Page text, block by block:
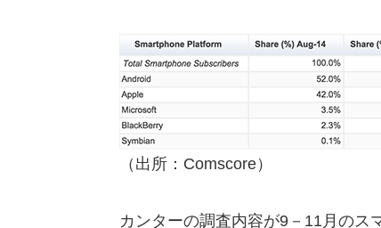
（出所：Comscore）
カンターの調査内容が9－11月のス